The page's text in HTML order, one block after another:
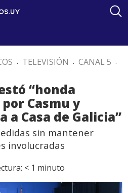
. TELEVISIÓN . CANAL 5 .
“honda
Casmu y
a Casa de Galicia”
sin mantener
involucradas
< 1 minuto